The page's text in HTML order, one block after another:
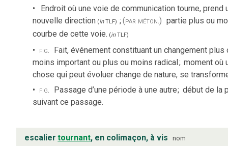
Endroit où une voie de communication tourne, prend
nouvelle direction (inTLF) ;(par méton.) partie plus ou
courbe de cette voie. (inTLF)
fig. Fait, événement constituant un changement plus
moins important ou plus ou moins radical; moment où
chose qui peut évoluer change de nature, se
fig. Passage d’une période à une autre; début de la
suivant ce passage.
escalier tournant, en colimaçon, à vis nom